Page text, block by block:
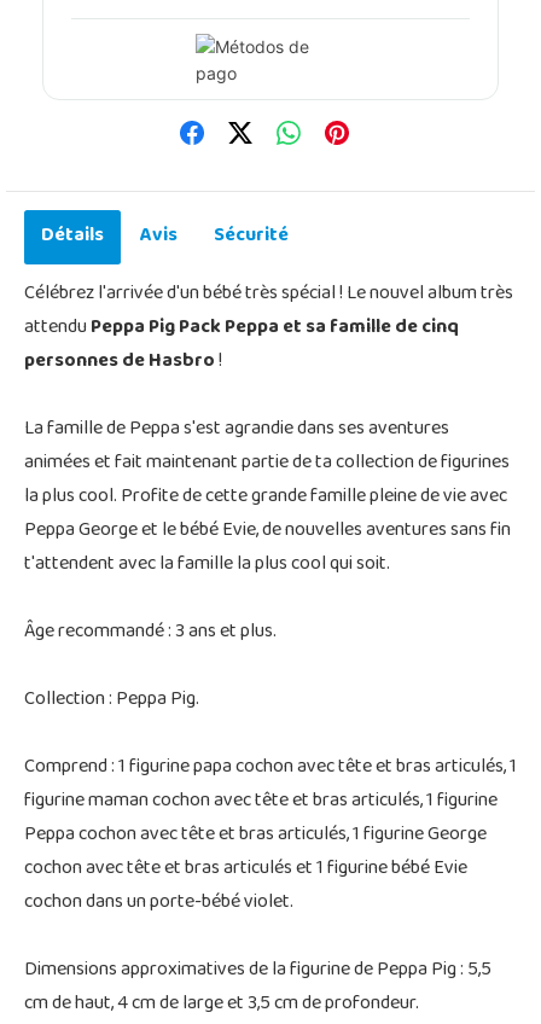
Détails Avis
Sécurité
Célébrez l'arrivée d'un bébé très spécial ! Le nouvel album très
attenduPeppa Pig Pack Peppa et sa famille de cinq
personnes de Hasbro!
La famille de Peppa s'est agrandie dans ses aventures
animées et fait maintenant partie de ta collection de figurines
la plus cool. Profite de cette grande famille pleine de vie avec
Peppa George et le bébé Evie, de nouvelles aventures sans fin
t'attendent avec la famille la plus cool qui soit.
Âge recommandé : 3 ans et plus.
Collection : Peppa Pig.
Comprend : 1 figurine papa cochon avec tête et bras articulés, 1
figurine maman cochon avec tête et bras articulés, 1 figurine
Peppa cochon avec tête et bras articulés, 1 figurine George
cochon avec tête et bras articulés et 1 figurine bébé Evie
cochon dans un porte-bébé violet.
Dimensions approximatives de la figurine de Peppa Pig : 5,5
cm de haut, 4 cm de large et 3,5 cm de profondeur.